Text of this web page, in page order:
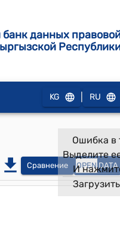
данных
KG RU
Сравнение OPEN DATA
Ошибка в
Выделите
И